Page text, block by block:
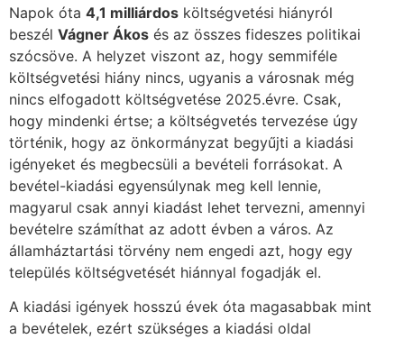
Napok óta 4,1 milliárdos költségvetési hiányról
beszél Vágner Ákos és az összes fideszes politikai
szócsöve. A helyzet viszont az, hogy semmiféle
költségvetési hiány nincs, ugyanis a városnak még
nincs elfogadott költségvetése 2025.évre. Csak,
hogy mindenki értse; a költségvetés tervezése úgy
történik, hogy az önkormányzat begyűjti a kiadási
igényeket és megbecsüli a bevételi forrásokat. A
bevétel-kiadási egyensúlynak meg kell lennie,
magyarul csak annyi kiadást lehet tervezni, amennyi
bevételre számíthat az adott évben a város. Az
államháztartási törvény nem engedi azt, hogy egy
település költségvetését hiánnyal fogadják el.
A kiadási igények hosszú évek óta magasabbak mint
a bevételek, ezért szükséges a kiadási oldal